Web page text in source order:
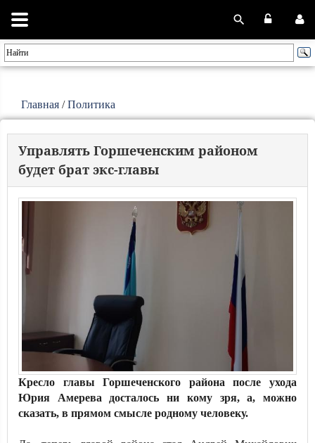
Главная /Политика
Управлять Горшеченским районом
будет брат экс-главы
Кресло главы Горшеченского района после ухода
Юрия Амерева досталось ни кому зря, а, можно
сказать, в прямом смысле родному человеку.